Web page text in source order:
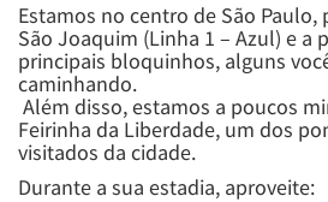
Estamos no centro de São
São Joaquim (Linha 1 – Azul) e a
principais bloquinhos, alguns
caminhando.
Além disso, estamos a poucos
Feirinha da Liberdade, um dos
visitados da cidade.
Durante a sua estadia, aproveite: